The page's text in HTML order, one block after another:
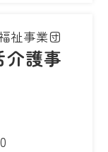
祉事業団
護事